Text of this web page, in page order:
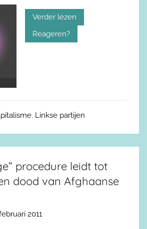
Verder lezen
Reageren?
, Linkse partijen
procedure leidt tot
dood van Afghaanse
2011